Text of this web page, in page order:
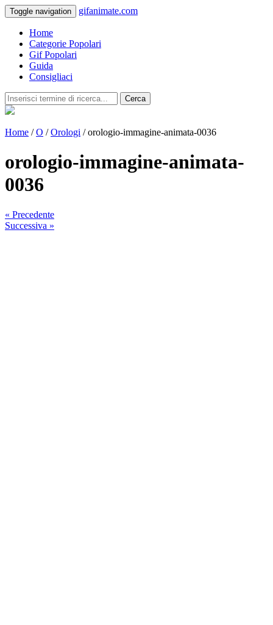
Toggle navigation gifanimate.com
Home
Categorie Popolari
Gif Popolari
Guida
Consigliaci
Cerca
Home /O /Orologi / orologio-immagine-animata-0036
orologio-immagine-animata-
0036
« Precedente
Successiva »